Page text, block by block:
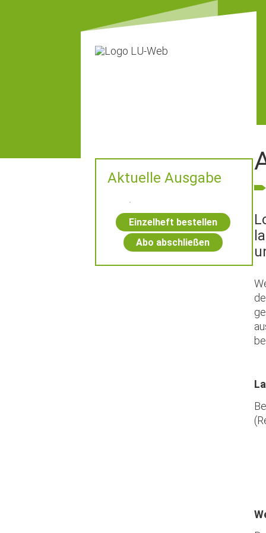
Aktuelle Ausgabe
Einzelheft bestellen
Abo abschließen